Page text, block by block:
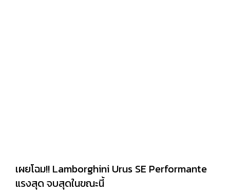
เผยโฉม!! Lamborghini Urus SE Performante
แรงสุด จบสุดในขณะนี้